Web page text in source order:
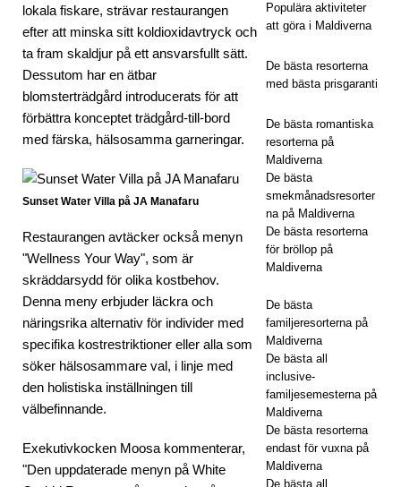
erar
lyxig
inclu
ELL
OC
lokala fiskare, strävar restaurangen
efter att minska sitt koldioxidavtryck och
ta fram skaldjur på ett ansvarsfullt sätt.
Dessutom har en ätbar
blomsterträdgård introducerats för att
förbättra konceptet trädgård-till-bord
med färska, hälsosamma garneringar.
Sunset Water Villa på JA Manafaru
Restaurangen avtäcker också menyn
"Wellness Your Way", som är
skräddarsydd för olika kostbehov.
Denna meny erbjuder läckra och
näringsrika alternativ för individer med
specifika kostrestriktioner eller alla som
söker hälsosammare val, i linje med
den holistiska inställningen till
välbefinnande.
Exekutivkocken Moosa kommenterar,
"Den uppdaterade menyn på White
Populära aktiviteter
att göra i Maldiverna
De bästa resorterna
med bästa prisgaranti
De bästa romantiska
resorterna på
Maldiverna
De bästa
smekmånadsresorter
na på Maldiverna
De bästa resorterna
för bröllop på
Maldiverna
De bästa
familjeresorterna på
Maldiverna
De bästa all
inclusive-
familjesemesterna på
Maldiverna
De bästa resorterna
endast för vuxna på
Maldiverna
De bästa all